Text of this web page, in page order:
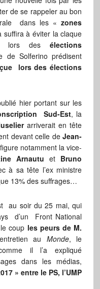
de se rappeler au bon
dans les « zones
suffira à éviter la claque
lors desélections
de Solferino prédisent
lors des élections
hier portant sur les
Sud-Est, la
arriverait en tête
devant celle deJean-
notamment la vice-
Arnautu et Bruno
à sa tête l’ex ministre
13% des suffrages…
au soir du 25 mai, qui
d’un Front National
coup les peurs de M.
au Monde, le
il l’a expliqué
dans les médias,
» entre le PS, l’UMP